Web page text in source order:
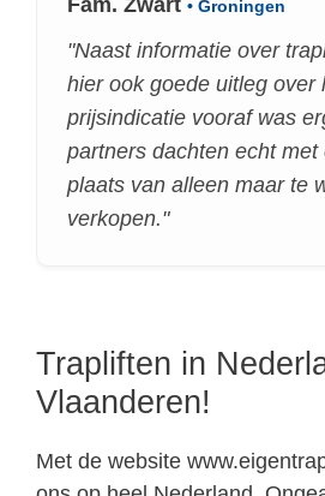
• Groningen
"Naast informatie over
hier ook goede uitleg over
prijsindicatie vooraf was
partners dachten echt met
plaats van alleen maar te
verkopen."
Trapliften in
Vlaanderen!
Met de website